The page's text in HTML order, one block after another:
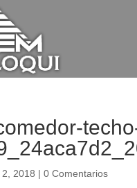
2, 2018 |0 Comentarios